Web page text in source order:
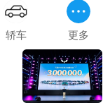
轿车 更多